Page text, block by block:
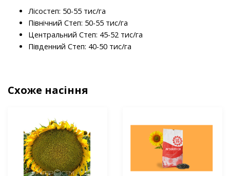
Лісостеп: 50-55 тис/га
Північний Степ: 50-55 тис/га
Центральний Степ: 45-52 тис/га
Південний Степ: 40-50 тис/га
Схоже насіння